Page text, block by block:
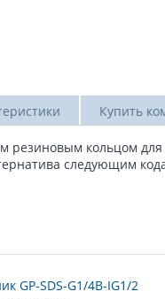
Купить
кольцом для
следующим
GP-SDS-G1/4B-IG1/2